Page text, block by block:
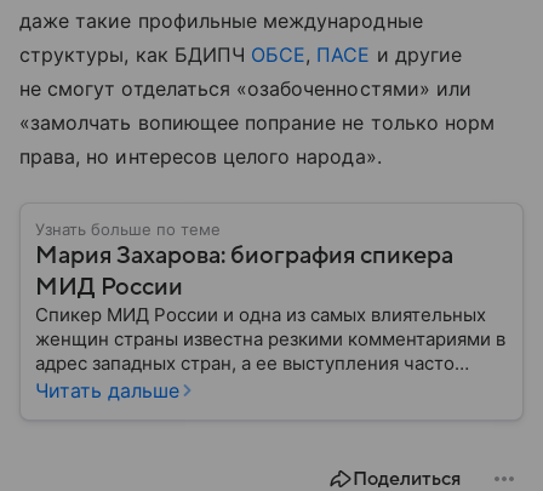
даже такие профильные международные
структуры, как БДИПЧ ОБСЕ, ПАСЕ и другие
не смогут отделаться «озабоченностями» или
«замолчать вопиющее попрание не только норм
права, но интересов целого народа».
Узнать больше по теме
Мария Захарова: биография спикера
МИД России
Спикер МИД России и одна из самых влиятельных
женщин страны известна резкими комментариями в
адрес западных стран, а ее выступления часто
оказываются в центре внимания СМИ. Собрали
Читать дальше
Поделиться